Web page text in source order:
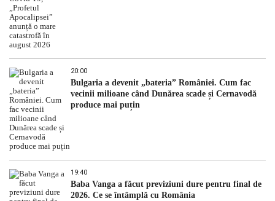
20:00
Bulgaria a devenit „bateria” României. Cum fac
vecinii milioane când Dunărea scade și Cernavodă
produce mai puțin
19:40
Baba Vanga a făcut previziuni dure pentru final de
2026. Ce se întâmplă cu România